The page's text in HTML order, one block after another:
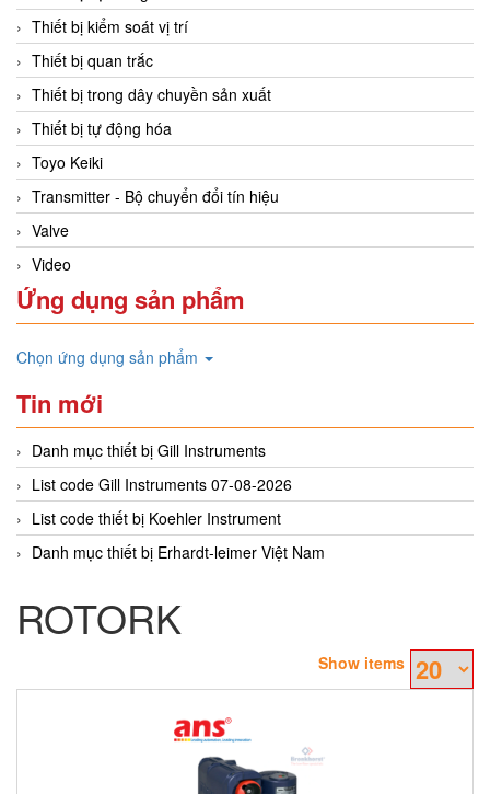
Thiết bị kiểm soát vị trí
Thiết bị quan trắc
Thiết bị trong dây chuyền sản xuất
Thiết bị tự động hóa
Toyo Keiki
Transmitter - Bộ chuyển đổi tín hiệu
Valve
Video
Ứng dụng sản phẩm
Chọn ứng dụng sản phẩm
Tin mới
Danh mục thiết bị Gill Instruments
List code Gill Instruments 07-08-2026
List code thiết bị Koehler Instrument
Danh mục thiết bị Erhardt-leimer Việt Nam
ROTORK
Show items